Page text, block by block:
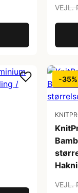
VEJL.
-35%
VEJL.